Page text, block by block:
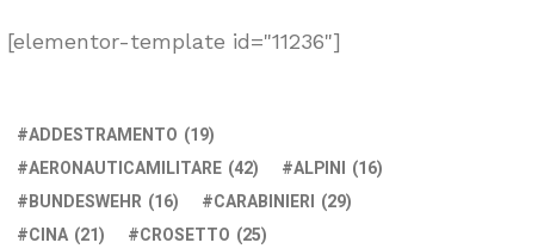
[elementor-template id="11236"]
ADDESTRAMENTO (19)
AERONAUTICAMILITARE (42) ALPINI (16)
BUNDESWEHR (16) CARABINIERI (29)
CINA (21) CROSETTO (25)